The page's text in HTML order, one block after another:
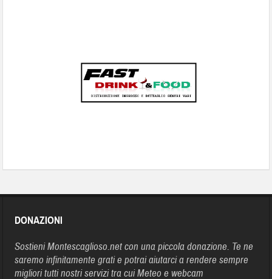
DONAZIONI
Sostieni Montescaglioso.net con una piccola donazione. Te ne
saremo infinitamente grati e potrai aiutarci a rendere sempre
migliori tutti nostri servizi tra cui Meteo e webcam